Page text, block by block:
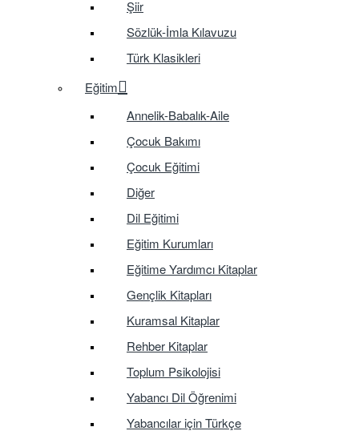
Şiir
Sözlük-İmla Kılavuzu
Türk Klasikleri
Eğitim
Annelik-Babalık-Aile
Çocuk Bakımı
Çocuk Eğitimi
Diğer
Dil Eğitimi
Eğitim Kurumları
Eğitime Yardımcı Kitaplar
Gençlik Kitapları
Kuramsal Kitaplar
Rehber Kitaplar
Toplum Psikolojisi
Yabancı Dil Öğrenimi
Yabancılar için Türkçe